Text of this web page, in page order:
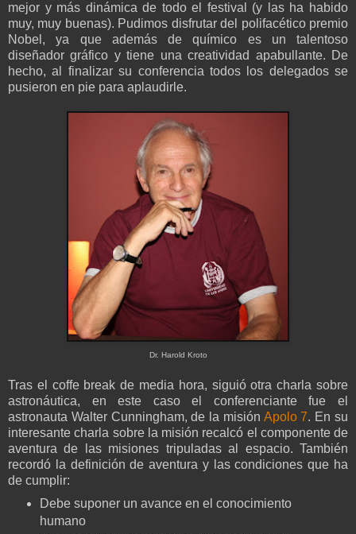
mejor y más dinámica de todo el festival (y las ha habido
muy, muy buenas). Pudimos disfrutar del polifacético premio
Nobel, ya que además de químico es un talentoso
diseñador gráfico y tiene una creatividad apabullante. De
hecho, al finalizar su conferencia todos los delegados se
pusieron en pie para aplaudirle.
Dr. Harold Kroto
Tras el coffe break de media hora, siguió otra charla sobre
astronáutica, en este caso el conferenciante fue el
astronauta Walter Cunningham, de la misión Apolo 7. En su
interesante charla sobre la misión recalcó el componente de
aventura de las misiones tripuladas al espacio. También
recordó la definición de aventura y las condiciones que ha
de cumplir:
Debe suponer un avance en el conocimiento
humano